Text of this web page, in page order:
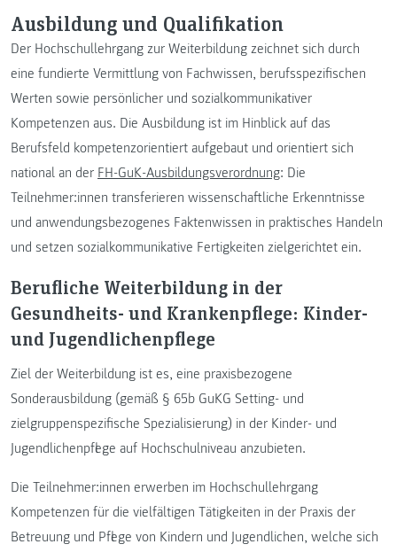
Ausbildung und Qualifikation
Der Hochschullehrgang zur Weiterbildung zeichnet sich durch
eine fundierte Vermittlung von Fachwissen, berufsspezifischen
Werten sowie persönlicher und sozialkommunikativer
Kompetenzen aus. Die Ausbildung ist im Hinblick auf das
Berufsfeld kompetenzorientiert aufgebaut und orientiert sich
national an der FH-GuK-Ausbildungsverordnung: Die
Teilnehmer:innen transferieren wissenschaftliche Erkenntnisse
und anwendungsbezogenes Faktenwissen in praktisches Handeln
und setzen sozialkommunikative Fertigkeiten zielgerichtet ein.
Berufliche Weiterbildung in der
Gesundheits- und Krankenpflege: Kinder-
und Jugendlichenpflege
Ziel der Weiterbildung ist es, eine praxisbezogene
Sonderausbildung (gemäß § 65b GuKG Setting- und
zielgruppenspezifische Spezialisierung) in der Kinder- und
Jugendlichenpflege auf Hochschulniveau anzubieten.
Die Teilnehmer:innen erwerben im Hochschullehrgang
Kompetenzen für die vielfältigen Tätigkeiten in der Praxis der
Betreuung und Pflege von Kindern und Jugendlichen, welche sich